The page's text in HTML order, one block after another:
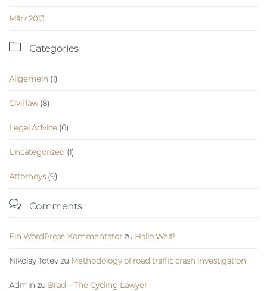
März 2013
 Categories
Allgemein (1)
Civil law(8)
Legal Advice (6)
Uncategorized (1)
Аttorneys (9)
 Comments
Ein WordPress-Kommentatorzu Hallo Welt!
Nikolay Totevzu Methodology of road traffic crash investigation
Admin zu Brad – The Cycling Lawyer